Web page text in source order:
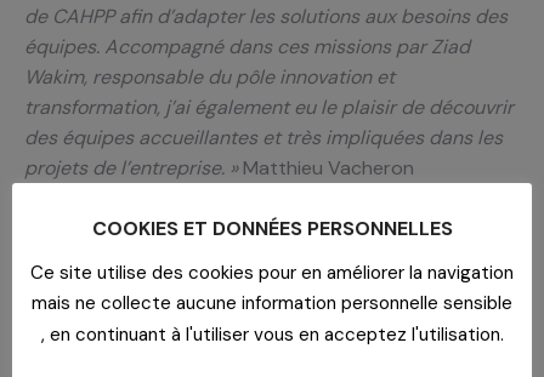
de CAHPP afin d’adapter les solutions aux besoins des
équipes. Accompagné dans ces missions par Ziad
Wakim, responsable du pôle innovation et
transformation, j’ai également eu le plaisir de découvrir
des équipes accueillantes et très impliquées dans les
projets de l’entreprise. »Matthieu Vacheron
RELATED POSTS
COOKIES ET DONNÉES PERSONNELLES
Ce site utilise des cookies pour en améliorer la navigation
mais ne collecte aucune information personnelle sensible
, en continuant à l'utiliser vous en acceptez l'utilisation.